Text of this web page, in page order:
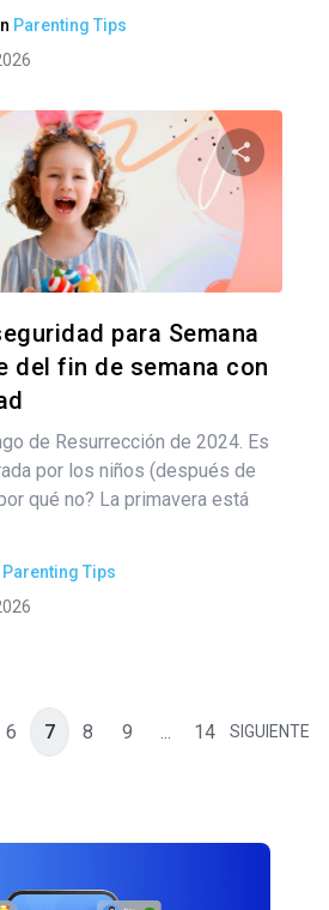
Parenting Tips
para Semana
del fin de semana con
de Resurrección de 2024. Es
por los niños (después de
qué no? La primavera está
Parenting Tips
6 7 8 9 ... 14 SIGUIENTE